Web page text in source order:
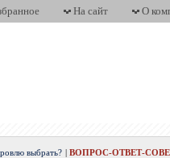
На сайт О
выбрать? |ВОПРОС-ОТВЕТ-